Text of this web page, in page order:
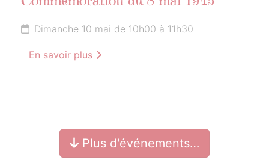
Dimanche 10 mai de 10h00 à 11h30
En savoir plus
Plus d'événements…